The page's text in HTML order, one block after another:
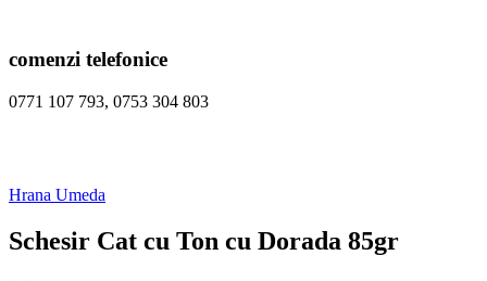
comenzi telefonice
0771 107 793, 0753 304 803
Hrana Umeda
Schesir Cat cu Ton cu Dorada 85gr